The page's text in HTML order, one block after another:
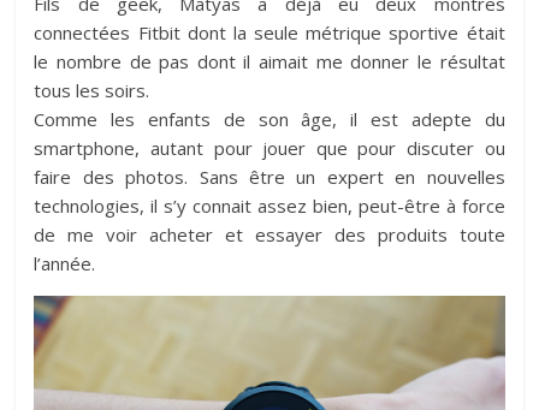
connectées Fitbit dont la seule métrique sportive était
le nombre de pas dont il aimait me donner le résultat
tous les soirs.
Comme les enfants de son âge, il est adepte du
smartphone, autant pour jouer que pour discuter ou
faire des photos. Sans être un expert en nouvelles
technologies, il s’y connait assez bien, peut-être à force
de me voir acheter et essayer des produits toute
l’année.